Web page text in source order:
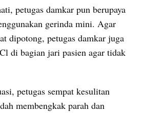
petugas damkar pun berupaya
gerinda mini. Agar
dipotong, petugas damkar juga
di bagian jari pasien agar tidak
petugas sempat kesulitan
membengkak parah dan